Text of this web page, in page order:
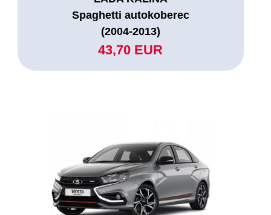
Spaghetti autokoberec
(2004-2013)
43,70 EUR